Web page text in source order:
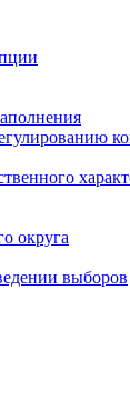
округа
выборов